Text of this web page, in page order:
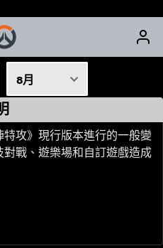
8月
2月
攻》現行版本進行的一般變
戰、遊樂場和自訂遊戲造成